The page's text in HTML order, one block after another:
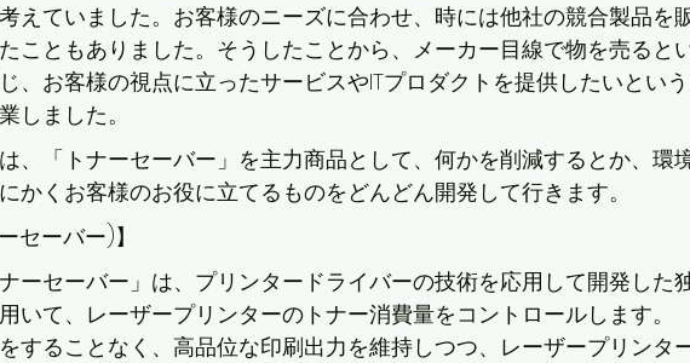
えていました。お客様のニーズに合わせ、時には他社の競合製品を
こともありました。そうしたことから、メーカー目線で物を売ると
、お客様の視点に立ったサービスやITプロダクトを提供したいという
しました。
、「トナーセーバー」を主力商品として、何かを削減するとか、環
かくお客様のお役に立てるものをどんどん開発して行きます。
セーバー)】
ーセーバー」は、プリンタードライバーの技術を応用して開発した
いて、レーザープリンターのトナー消費量をコントロールします。
することなく、高品位な印刷出力を維持しつつ、レーザープリンタ